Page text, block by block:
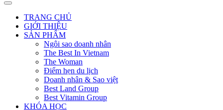
TRANG CHỦ
GIỚI THIỆU
SẢN PHẨM
Ngôi sao doanh nhân
The Best In Vietnam
The Woman
Điểm hẹn du lịch
Doanh nhân & Sao việt
Best Land Group
Best Vitamin Group
KHÓA HỌC